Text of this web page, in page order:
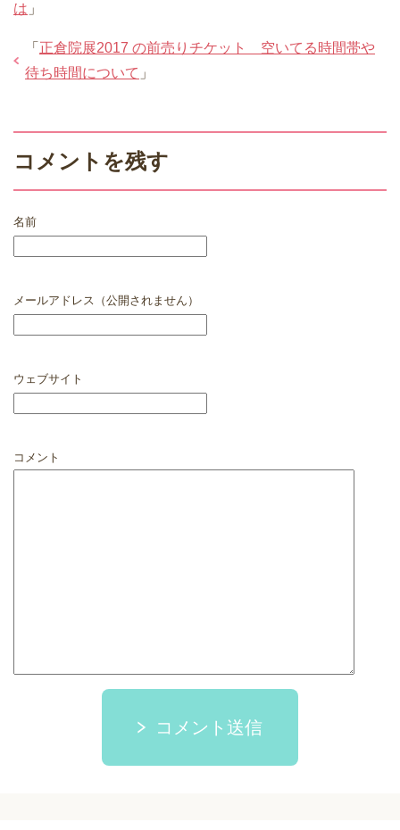
は 」
「 正倉院展2017 の前売りチケット 空いてる時間帯や
待ち時間について 」
コメントを残す
名前
メールアドレス（公開されません）
ウェブサイト
コメント
コメント送信